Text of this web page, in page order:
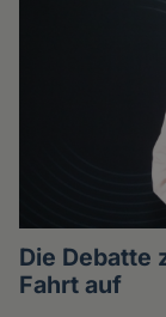
Die Debatte
Fahrt auf